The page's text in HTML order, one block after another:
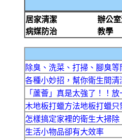
居家清潔
辦公
病媒防治
教學
除臭、洗菜、打掃、腳臭
各種小妙招，幫你衛生間清
「蘆薈」真是太強了！！
木地板打蠟方法地板打蠟只
怎樣搞定家裡的衛生大掃
生活小物品卻有大效率